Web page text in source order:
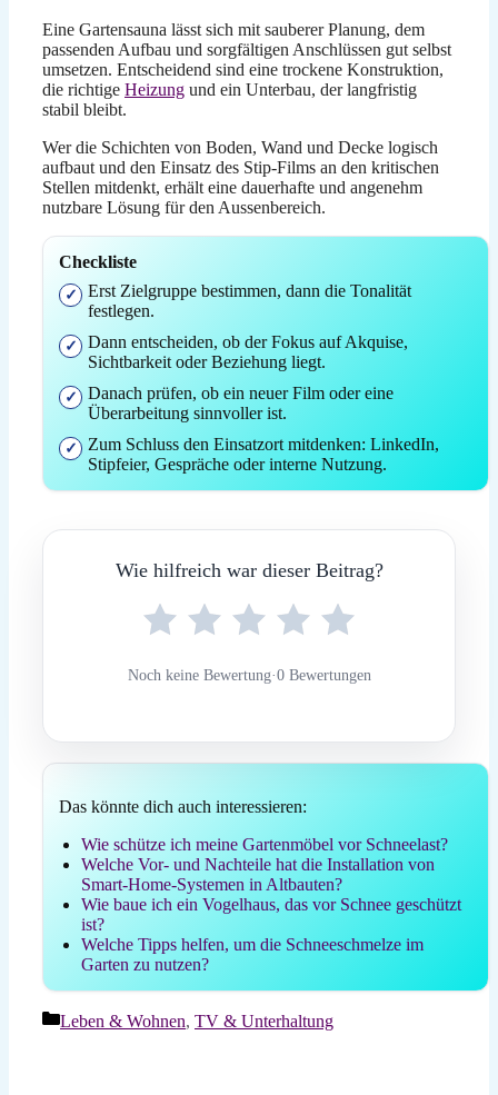
Eine Gartensauna lässt sich mit sauberer Planung, dem
passenden Aufbau und sorgfältigen Anschlüssen gut selbst
umsetzen. Entscheidend sind eine trockene Konstruktion,
die richtige Heizung und ein Unterbau, der langfristig
stabil bleibt.
Wer die Schichten von Boden, Wand und Decke logisch
aufbaut und den Einsatz des Stip-Films an den kritischen
Stellen mitdenkt, erhält eine dauerhafte und angenehm
nutzbare Lösung für den Aussenbereich.
Checkliste
Erst Zielgruppe bestimmen, dann die Tonalität
festlegen.
Dann entscheiden, ob der Fokus auf Akquise,
Sichtbarkeit oder Beziehung liegt.
Danach prüfen, ob ein neuer Film oder eine
Überarbeitung sinnvoller ist.
Zum Schluss den Einsatzort mitdenken: LinkedIn,
Stipfeier, Gespräche oder interne Nutzung.
Wie hilfreich war dieser Beitrag?
Noch keine Bewertung·0 Bewertungen
Das könnte dich auch interessieren:
Wie schütze ich meine Gartenmöbel vor Schneelast?
Welche Vor- und Nachteile hat die Installation von
Smart-Home-Systemen in Altbauten?
Wie baue ich ein Vogelhaus, das vor Schnee geschützt
ist?
Welche Tipps helfen, um die Schneeschmelze im
Garten zu nutzen?
Kategorien
Leben & Wohnen, TV & Unterhaltung